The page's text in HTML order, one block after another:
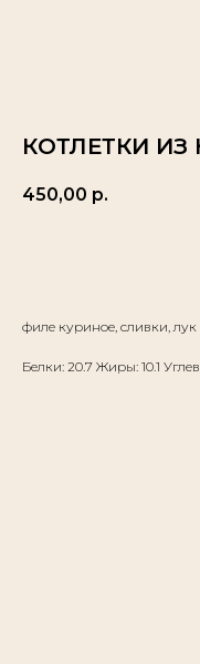
КОТЛЕТКИ
450,00 р.
филе куриное, сливки, лук
Белки: 20.7 Жиры: 10.1